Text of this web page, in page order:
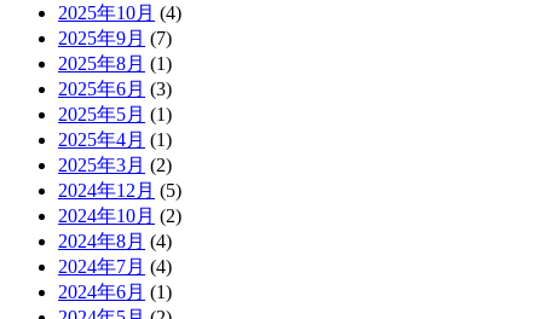
2025年10月 (4)
2025年9月 (7)
2025年8月 (1)
2025年6月 (3)
2025年5月 (1)
2025年4月 (1)
2025年3月 (2)
2024年12月 (5)
2024年10月 (2)
2024年8月 (4)
2024年7月 (4)
2024年6月 (1)